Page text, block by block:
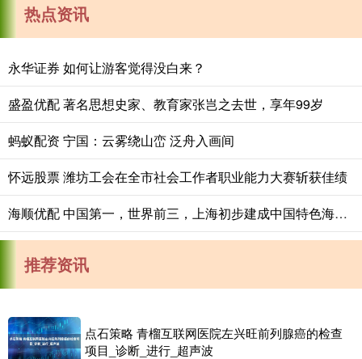
热点资讯
永华证券 如何让游客觉得没白来？
盛盈优配 著名思想史家、教育家张岂之去世，享年99岁
蚂蚁配资 宁国：云雾绕山峦 泛舟入画间
怀远股票 潍坊工会在全市社会工作者职业能力大赛斩获佳绩
海顺优配 中国第一，世界前三，上海初步建成中国特色海洋强国建设引领区
推荐资讯
点石策略 青榴互联网医院左兴旺前列腺癌的检查
项目_诊断_进行_超声波